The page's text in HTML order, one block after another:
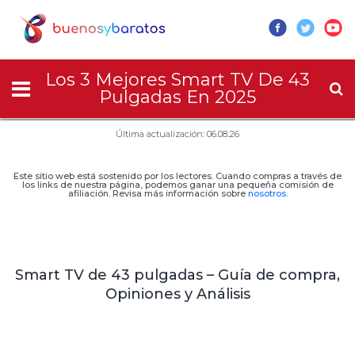
Los 3 Mejores Smart TV De 43
Pulgadas En 2025
Última actualización: 06.08.26
Este sitio web está sostenido por los lectores. Cuando compras a través de
los links de nuestra página, podemos ganar una pequeña comisión de
afiliación. Revisa más información sobre nosotros.
Smart TV de 43 pulgadas – Guía de compra,
Opiniones y Análisis